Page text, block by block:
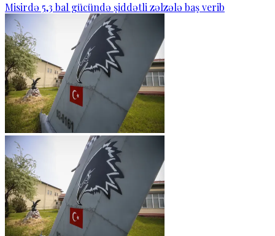
Misirdə 5,3 bal gücündə şiddətli zəlzələ baş verib